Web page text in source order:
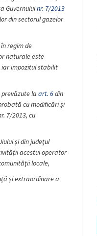
Guvernuluinr. 7/2013
din sectorul gazelor
regim de
naturale este
impozitul stabilit
la art. 6din
cu modificări şi
7/2013, cu
şi din judeţul
acestui operator
locale,
şi extraordinare a